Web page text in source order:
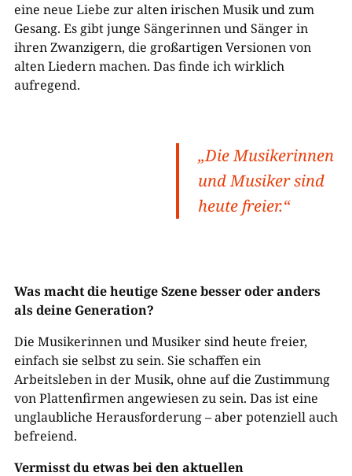
eine neue Liebe zur alten irischen Musik und zum
Gesang. Es gibt junge Sängerinnen und Sänger in
ihren Zwanzigern, die großartigen Versionen von
alten Liedern machen. Das finde ich wirklich
aufregend.
„Die Musikerinnen
und Musiker sind
heute freier.“
Was macht die heutige Szene besser oder anders
als deine Generation?
Die Musikerinnen und Musiker sind heute freier,
einfach sie selbst zu sein. Sie schaffen ein
Arbeitsleben in der Musik, ohne auf die Zustimmung
von Plattenfirmen angewiesen zu sein. Das ist eine
unglaubliche Herausforderung – aber potenziell auch
befreiend.
Vermisst du etwas bei den aktuellen